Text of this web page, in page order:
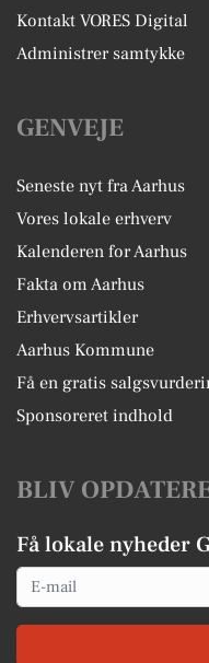
Kontakt VORES Digital
Administrer samtykke
GENVEJE
Seneste nyt fra Aarhus
Vores lokale erhverv
Kalenderen for Aarhus
Fakta om Aarhus
Erhvervsartikler
Aarhus Kommune
Få en gratis
Sponsoreret indhold
BLIV
Få lokale nyheder
Email